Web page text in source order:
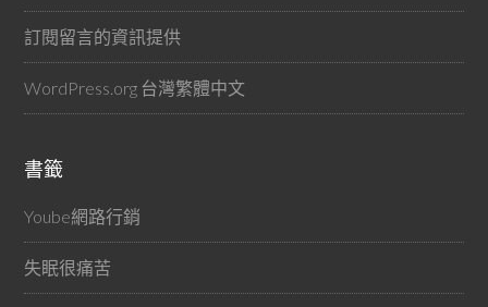
訂閱留言的資訊提供
WordPress.org 台灣繁體中文
書籤
Yoube網路行銷
失眠很痛苦